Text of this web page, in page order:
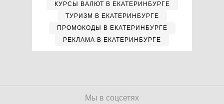
КУРСЫ ВАЛЮТ В ЕКАТЕРИНБУРГЕ
ТУРИЗМ В ЕКАТЕРИНБУРГЕ
ПРОМОКОДЫ В ЕКАТЕРИНБУРГЕ
РЕКЛАМА В ЕКАТЕРИНБУРГЕ
Мы в соцсетях